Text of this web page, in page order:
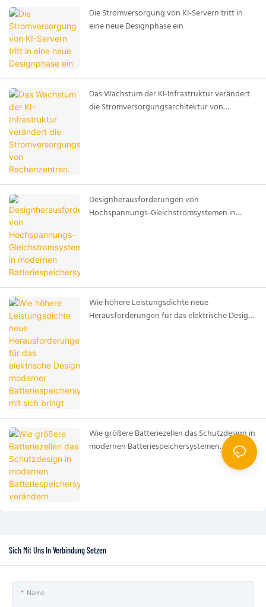
Die Stromversorgung von KI-Servern tritt in
eine neue Designphase ein
Das Wachstum der KI-Infrastruktur verändert
die Stromversorgungsarchitektur von
Designherausforderungen von
Hochspannungs-Gleichstromsystemen in
Wie höhere Leistungsdichte neue
Herausforderungen für das elektrische Design
Wie größere Batteriezellen das Schutzdesign in
modernen Batteriespeichersystemen
Sich Mit Uns In Verbindung Setzen
Name